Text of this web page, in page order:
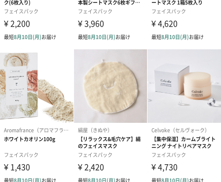
は竹炭シートを使用しているので、肌の状態を整えて水分バラン
スをサポートします。
※ハチミツエキス、ヒアルロン酸Na、セイヨウハッカ葉エキス、
レモン果実エキス
かさつきケアをしたい方、日中の乾燥が気になる方、ベースメイ
クの仕上がりを高めたい方におすすめです。
WHITE JADE INJECTION MASK
乾燥でくすんだお肌を明るく導く白玉ツヤマスクです。4つのうる